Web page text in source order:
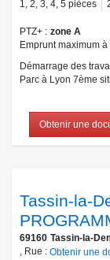
1, 2, 3, 4, 5 pièces
PTZ+
zone A
Emprunt maximum à
Démarrage des
Parc à Lyon 7ème
Obtenir une
Tassin-la-
69160 Tassin-la-
, Rue : Obtenir une